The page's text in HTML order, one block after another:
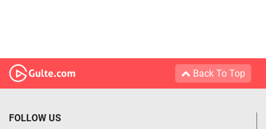
Back To Top
FOLLOW US